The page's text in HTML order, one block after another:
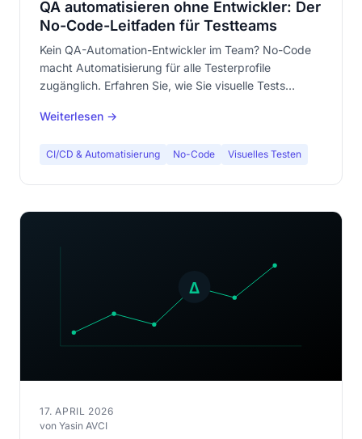
QA automatisieren ohne Entwickler: Der
No-Code-Leitfaden für Testteams
Kein QA-Automation-Entwickler im Team? No-Code
macht Automatisierung für alle Testerprofile
zugänglich. Erfahren Sie, wie Sie visuelle Tests
Weiterlesen →
CI/CD & Automatisierung No-Code Visuelles Testen
17. APRIL 2026
von Yasin AVCI